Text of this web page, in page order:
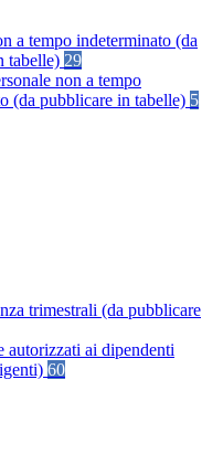
a tempo indeterminato (da
tabelle) 29
non a tempo
(da pubblicare in tabelle) 5
trimestrali (da pubblicare
autorizzati ai dipendenti
60